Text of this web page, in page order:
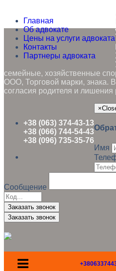
Главная
Об адвокате
Цены на услуги адвоката
Контакты
Партнеры адвоката
семейные, хозяйственные
ООО, Торговой марки, знака.
согласия родителя и лишения
+38 (063) 374-43-13
+38 (066) 744-54-43
+38 (096) 735-35-76
×
Имя
Сообщение
Заказать звонок